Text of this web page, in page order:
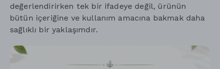
değerlendirirken tek bir ifadeye değil, ürünün
bütün içeriğine ve kullanım amacına bakmak daha
sağlıklı bir yaklaşımdır.